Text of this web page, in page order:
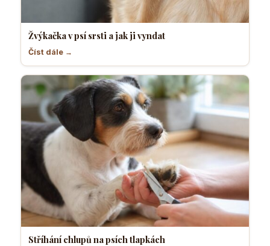
Žvýkačka v psí srsti a jak ji vyndat
Číst dále →
Stříhání chlupů na psích tlapkách